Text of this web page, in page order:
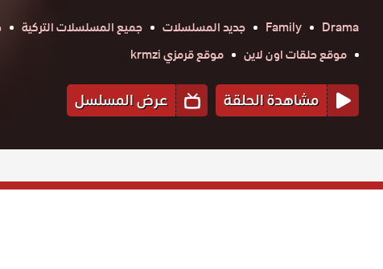
Drama
Family جديد المسلسلات جميع المسلسلات التركية
موقع حلقات اون لاين
موقع قرمزي krmzi
مشاهدة الحلقة عرض المسلسل